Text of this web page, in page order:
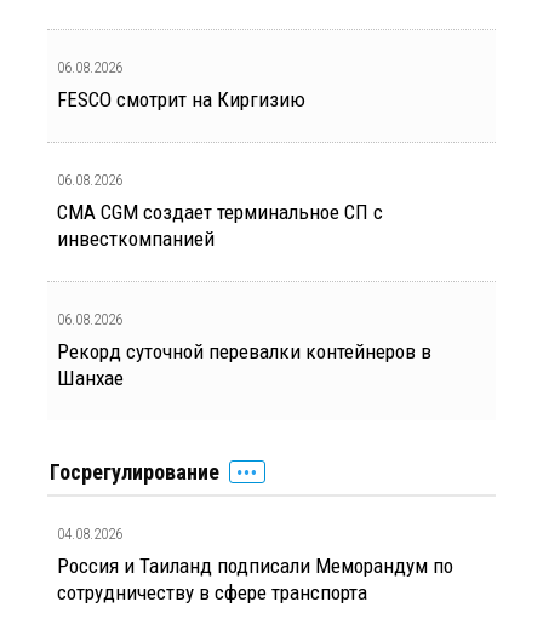
06.08.2026
FESCO смотрит на Киргизию
06.08.2026
CMA CGM создает терминальное СП с
инвесткомпанией
06.08.2026
Рекорд суточной перевалки контейнеров в
Шанхае
Госрегулирование
04.08.2026
Россия и Таиланд подписали Меморандум по
сотрудничеству в сфере транспорта